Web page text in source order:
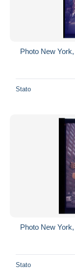
Photo New
Stato
Photo New
Stato